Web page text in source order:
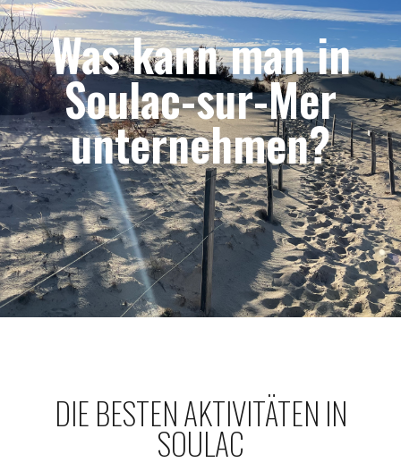
Was kann man in
Soulac-sur-Mer
unternehmen?
DIE BESTEN AKTIVITÄTEN IN
SOULAC